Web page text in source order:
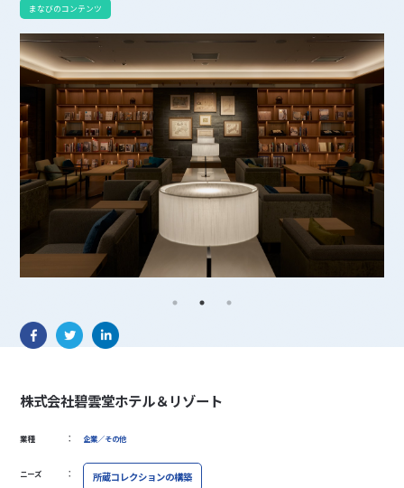
まなびのコンテンツ
株式会社碧雲堂ホテル＆リゾート
業種 ： 企業／その他
ニーズ ： 所蔵コレクションの構築